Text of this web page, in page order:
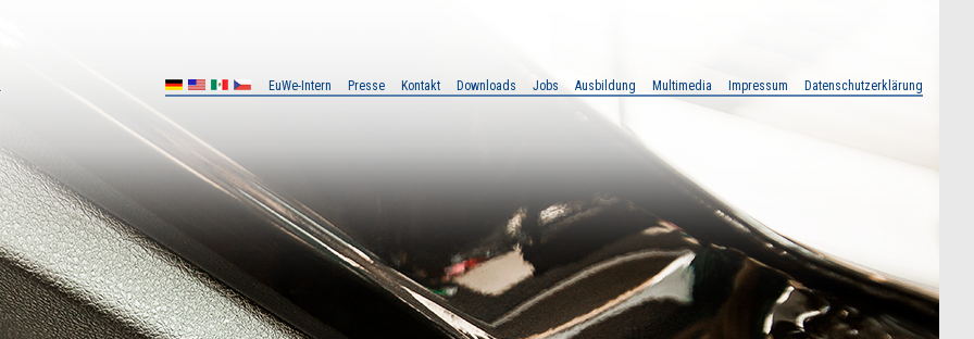
EuWe-Intern Presse Kontakt Downloads Jobs Ausbildung Multimedia Impressum Datenschutzerklärung